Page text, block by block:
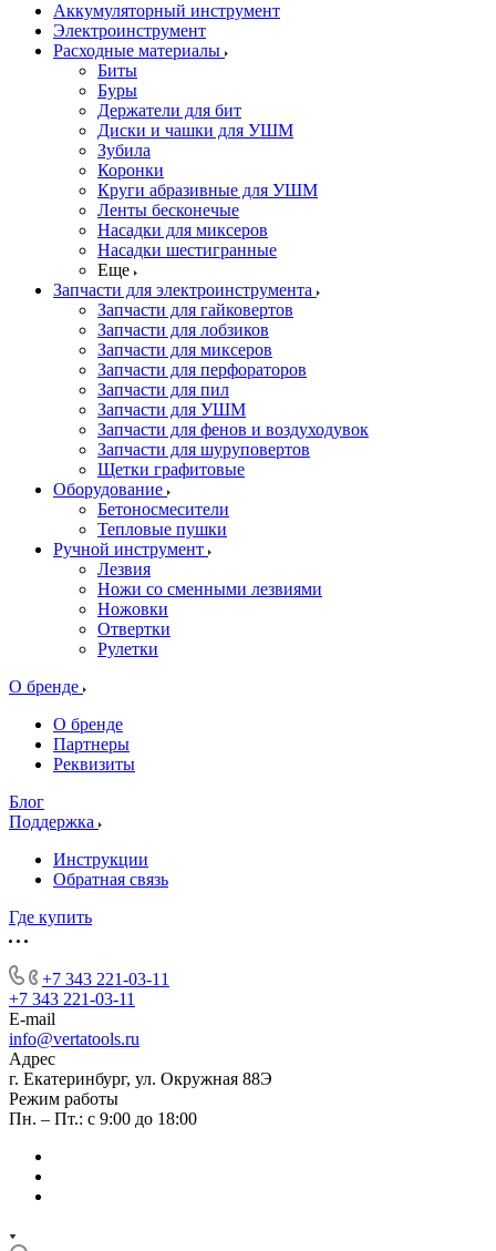
Аккумуляторный инструмент
Электроинструмент
Расходные материалы
Биты
Буры
Держатели для бит
Диски и чашки для УШМ
Зубила
Коронки
Круги абразивные для УШМ
Ленты бесконечые
Насадки для миксеров
Насадки шестигранные
Еще
Запчасти для электроинструмента
Запчасти для гайковертов
Запчасти для лобзиков
Запчасти для миксеров
Запчасти для перфораторов
Запчасти для пил
Запчасти для УШМ
Запчасти для фенов и воздуходувок
Запчасти для шуруповертов
Щетки графитовые
Оборудование
Бетоносмесители
Тепловые пушки
Ручной инструмент
Лезвия
Ножи со сменными лезвиями
Ножовки
Отвертки
Рулетки
О бренде
О бренде
Партнеры
Реквизиты
Блог
Поддержка
Инструкции
Обратная связь
Где купить
+7 343 221-03-11
+7 343 221-03-11
E-mail
info@vertatools.ru
Адрес
г. Екатеринбург, ул. Окружная 88Э
Режим работы
Пн. – Пт.: с 9:00 до 18:00